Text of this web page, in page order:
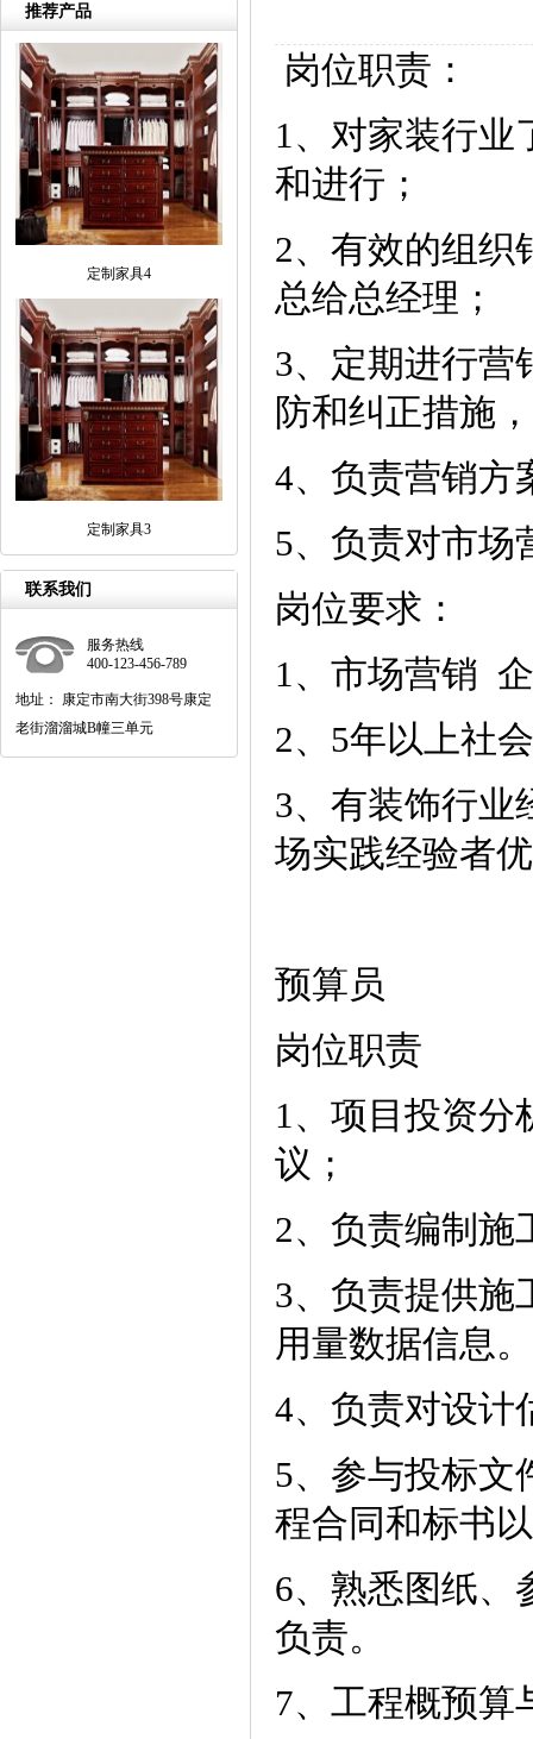
推荐产品
定制家具4
定制家具3
联系我们
服务热线
400-123-456-789
地址： 康定市南大街398号康定
老街溜溜城B幢三单元
岗位职责：
1、对家装行业
和进行；
2、有效的组织
总给总经理；
3、定期进行营
防和纠正措施
4、负责营销方
5、负责对市场
岗位要求：
1、市场营销
2、5年以上社
3、有装饰行业
场实践经验者
预算员
岗位职责
1、项目投资分
议；
2、负责编制施
3、负责提供施
用量数据信息。
4、负责对设计
5、参与投标文
程合同和标书
6、熟悉图纸、
负责。
7、工程概预算